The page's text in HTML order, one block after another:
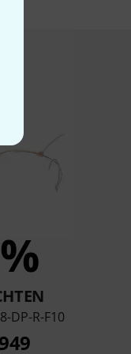
DP-R-F10